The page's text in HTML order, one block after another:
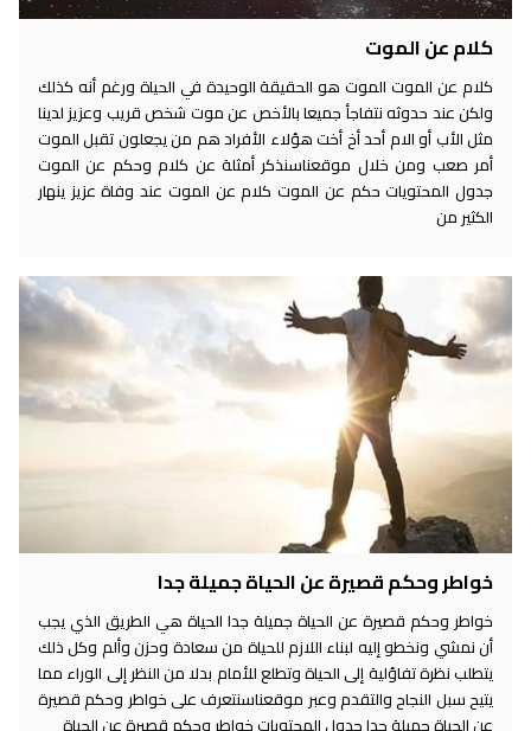
كلام عن الموت
كلام عن الموت الموت هو الحقيقة الوحيدة في الحياة ورغم أنه كذلك
ولكن عند حدوثه نتفاجأ جميعا بالأخص عن موت شخص قريب وعزيز لدينا
مثل الأب أو الام أحد أخ أخت هؤلاء الأفراد هم من يجعلون تقبل الموت
أمر صعب ومن خلال موقعناسنذكر أمثلة عن كلام وحكم عن الموت
جدول المحتويات حكم عن الموت كلام عن الموت عند وفاة عزيز ينهار
الكثير من
خواطر وحكم قصيرة عن الحياة جميلة جدا
خواطر وحكم قصيرة عن الحياة جميلة جدا الحياة هي الطريق الذي يجب
أن نمشي ونخطو إليه لبناء اللازم للحياة من سعادة وحزن وألم وكل ذلك
يتطلب نظرة تفاؤلية إلى الحياة وتطلع للأمام بدلا من النظر إلى الوراء مما
يتيح سبل النجاح والتقدم وعبر موقعناسنتعرف على خواطر وحكم قصيرة
عن الحياة جميلة جدا جدول المحتويات خواطر وحكم قصيرة عن الحياة